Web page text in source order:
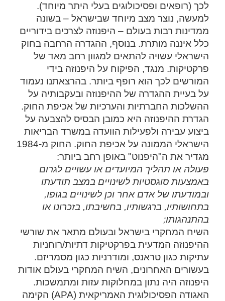
לכך (רופאים ופסיכולוגים בעלי היתר מיוחד).
למעשה, נוצר מצב מיוחד שבישראל – בשונה
ממדינות רבות בעולם – היפנוזה לצרכים בידוריים
כלל איננה מותרת. בנוסף, ההגדרה הרחבה בחוק
הישראלי עשויה להתאים למגוון רחב מאד של
פרקטיקות. מנגד, הפיקוח על היפנוזה בידי
המורשים לכך הוא רופף ביותר. בהרצאתנו נעמוד
על בעיית ההגדרה של ההיפנוזה ובעקבותיה על
ההשלכות החברתיות והערכיות של אכיפת החוק.
הגדרת ההיפנוזה היא כמובן הבסיס להצבעה על
ביצוע עבירה ולפעילות הוועדה במשרד הבריאות
הישראלי הממונה על אכיפת החוק. החוק מ-1984
מגדיר את ה"היפנוט" באופן רחב ביותר:
פעולה או תהליך המיועדים או עשויים לגרום
באמצעות סוגסטיות לשינויים במצב תודעתו
ובמודעתו של אדם אחר וכן לשינויים בגופו,
בתחושותיו, ברגשותיו, בחשיבתו, בזכרונו או
בהתנהגותו;
השיח המחקרי בישראל ובעולם מתאר את שורשי
ההיפנוזה המדעית בפרקטיקות דתיות/רוחניות
עתיקות כגון טראנס, ומודרניות כגון מסמריזם.
בעשורים האחרונים, השיח המחקרי בעולם אודות
היפנוזה היה נתון במחלוקות עזות ומתמשכות.
האגודה הפסיכולוגית האמריקאית (APA) הקימה